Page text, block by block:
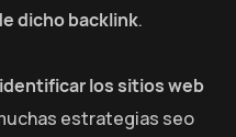
dicho backlink.
identificar los sitios web
estrategias seo